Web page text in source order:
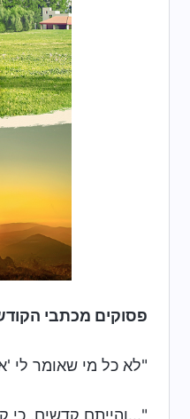
פסוקים מכתבי
"לא כל מי שאומר לי
"...והייתם קדשים, כי